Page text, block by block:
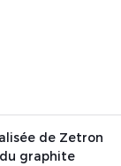
de Zetron
graphite